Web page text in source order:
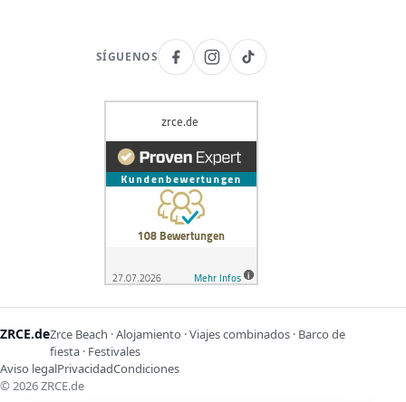
SÍGUENOS
ZRCE.deZrce Beach · Alojamiento · Viajes combinados · Barco de
fiesta · Festivales
Aviso legalPrivacidadCondiciones
© 2026ZRCE.de